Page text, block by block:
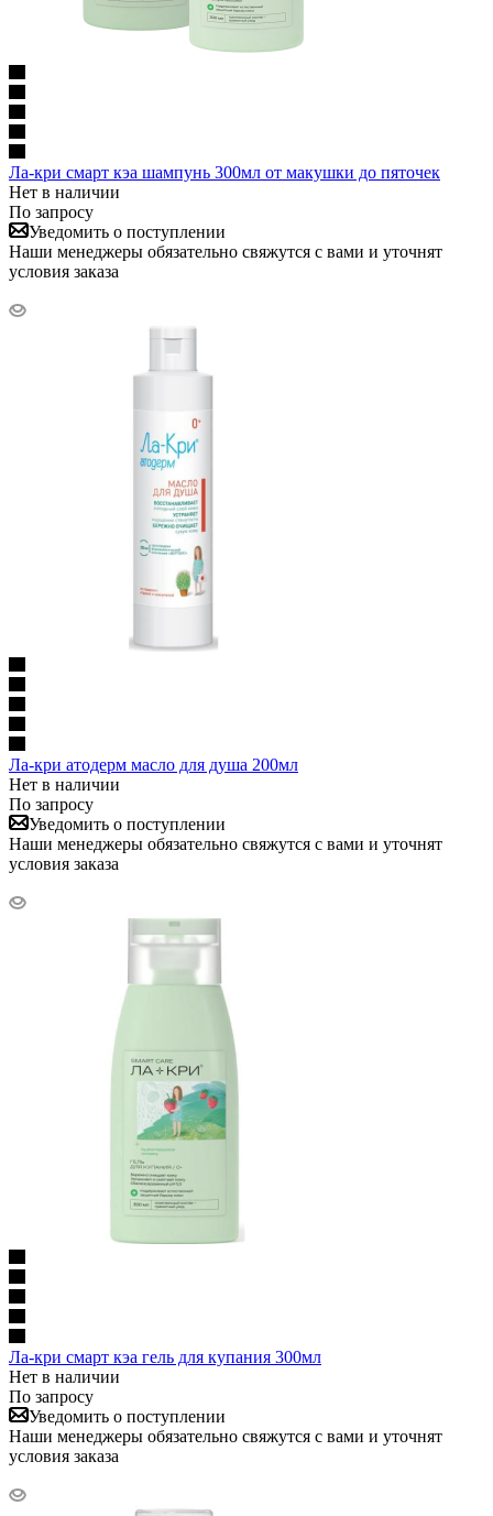
Ла-кри смарт кэа шампунь 300мл от макушки до пяточек
Нет в наличии
По запросу
Уведомить о поступлении
Наши менеджеры обязательно свяжутся с вами и уточнят
условия заказа
Ла-кри атодерм масло для душа 200мл
Нет в наличии
По запросу
Уведомить о поступлении
Наши менеджеры обязательно свяжутся с вами и уточнят
условия заказа
Ла-кри смарт кэа гель для купания 300мл
Нет в наличии
По запросу
Уведомить о поступлении
Наши менеджеры обязательно свяжутся с вами и уточнят
условия заказа